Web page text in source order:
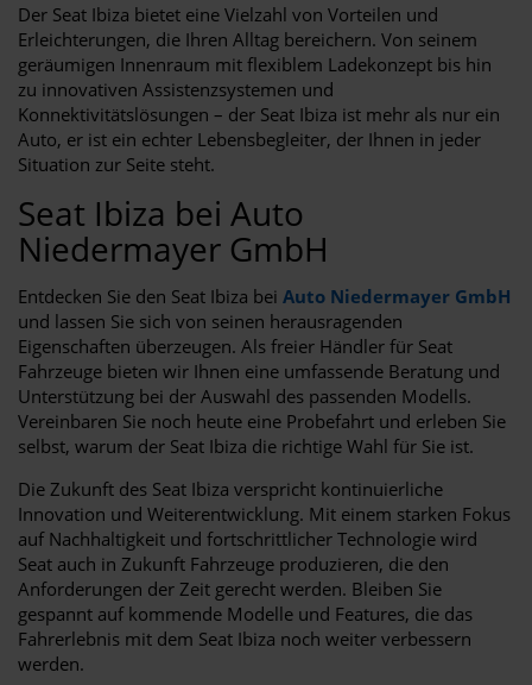
Der Seat Ibiza bietet eine Vielzahl von Vorteilen und
Erleichterungen, die Ihren Alltag bereichern. Von seinem
geräumigen Innenraum mit flexiblem Ladekonzept bis hin
zu innovativen Assistenzsystemen und
Konnektivitätslösungen – der Seat Ibiza ist mehr als nur ein
Auto, er ist ein echter Lebensbegleiter, der Ihnen in jeder
Situation zur Seite steht.
Seat Ibiza bei Auto
Niedermayer GmbH
Entdecken Sie den Seat Ibiza bei Auto Niedermayer GmbH
und lassen Sie sich von seinen herausragenden
Eigenschaften überzeugen. Als freier Händler für Seat
Fahrzeuge bieten wir Ihnen eine umfassende Beratung und
Unterstützung bei der Auswahl des passenden Modells.
Vereinbaren Sie noch heute eine Probefahrt und erleben Sie
selbst, warum der Seat Ibiza die richtige Wahl für Sie ist.
Die Zukunft des Seat Ibiza verspricht kontinuierliche
Innovation und Weiterentwicklung. Mit einem starken Fokus
auf Nachhaltigkeit und fortschrittlicher Technologie wird
Seat auch in Zukunft Fahrzeuge produzieren, die den
Anforderungen der Zeit gerecht werden. Bleiben Sie
gespannt auf kommende Modelle und Features, die das
Fahrerlebnis mit dem Seat Ibiza noch weiter verbessern
werden.